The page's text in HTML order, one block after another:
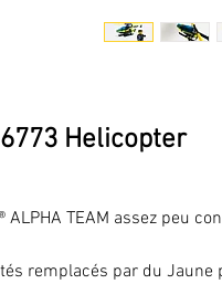
6773 Helicopter
ALPHA TEAM assez peu
remplacés par du Jaune